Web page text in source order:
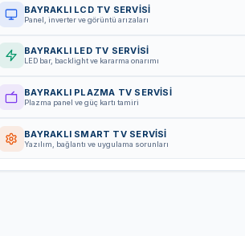
BAYRAKLI LCD TV SERVISI
Panel, inverter ve görüntü arızaları
BAYRAKLI LED TV SERVISI
LED bar, backlight ve kararma onarımı
BAYRAKLI PLAZMA TV SERVISI
Plazma panel ve güç kartı tamiri
BAYRAKLI SMART TV SERVISI
Yazılım, bağlantı ve uygulama sorunları